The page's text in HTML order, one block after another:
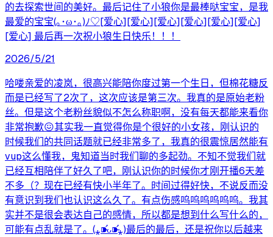
的去探索世间的美好。最后记住了小狼你是最棒哒宝宝，是我
最爱的宝宝(｡･ω･｡)ﾉ♡[爱心][爱心][爱心][爱心][爱心][爱心]
[爱心] 最后再一次祝小狼生日快乐！！！
2026/5/21
哈喽亲爱的凌岚，很高兴能陪你度过第一个生日，但棉花糖反
而是已经写了2次了，这次应该是第三次。我真的是原始老粉
丝。但是这个老粉丝貌似不怎么称职啊，没有每天都能来看你
非常抱歉😖其实我一直觉得你是个很好的小女孩，刚认识的
时候我们的共同话题就已经非常多了，我真的很震惊居然能有
vup这么懂我，鬼知道当时我们聊的多起劲。不知不觉我们就
已经互相陪伴了好久了吧，刚认识你的时候你才刚开播6天差
不多（？现在已经有快小半年了。时间过得好快，不说反而没
有意识到我们也认识这么久了。有点伤感呜呜呜呜呜呜。我其
实并不是很会表达自己的感情，所以都是想到什么写什么的，
可能有点乱就是了。(⁎⁍̴̛ᴗ⁍̴̛⁎)最后的最后，还是祝你以后越来